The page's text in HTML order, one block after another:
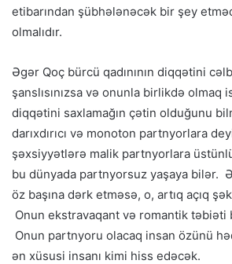
etibarından şübhələnəcək bir şey
olmalıdır.
Əgər Qoç bürcü qadınının diqqətini
şanslısınızsa və onunla birlikdə olmaq
diqqətini saxlamağın çətin olduğunu
darıxdırıcı və monoton partnyorlara
şəxsiyyətlərə malik partnyorlara
bu dünyada partnyorsuz yaşaya bilər.
öz başına dərk etməsə, o, artıq açıq
Onun ekstravaqant və romantik təbiəti
Onun partnyoru olacaq insan özünü
ən xüsusi insanı kimi hiss edəcək.